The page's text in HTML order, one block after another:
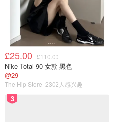
£25.00 £110.00
Nike Total 90 女款 黑色
@29
The Hip Store 2302人感兴趣
3